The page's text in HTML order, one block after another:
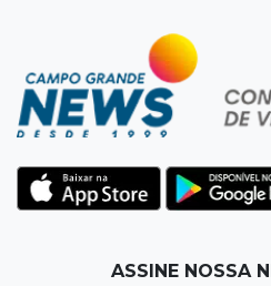
Campo Grande tem
trânsito neste domingo
07:45Dia dos Pais
hoje paga um preço alto?
Pais passam kung-fu de
ASSINE NOSSA